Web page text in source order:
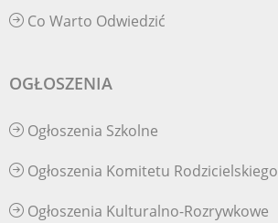
Co Warto Odwiedzić
OGŁOSZENIA
Ogłoszenia Szkolne
Ogłoszenia Komitetu Rodzicielskiego
Ogłoszenia Kulturalno-Rozrywkowe